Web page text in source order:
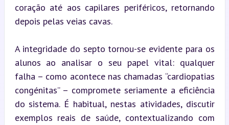
coração até aos capilares periféricos, retornando
depois pelas veias cavas.
A integridade do septo tornou-se evidente para os
alunos ao analisar o seu papel vital: qualquer
falha – como acontece nas chamadas “cardiopatias
congénitas” – compromete seriamente a eficiência
do sistema. É habitual, nestas atividades, discutir
exemplos reais de saúde, contextualizando com